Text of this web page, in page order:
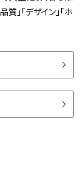
」「デザイン」「ホ